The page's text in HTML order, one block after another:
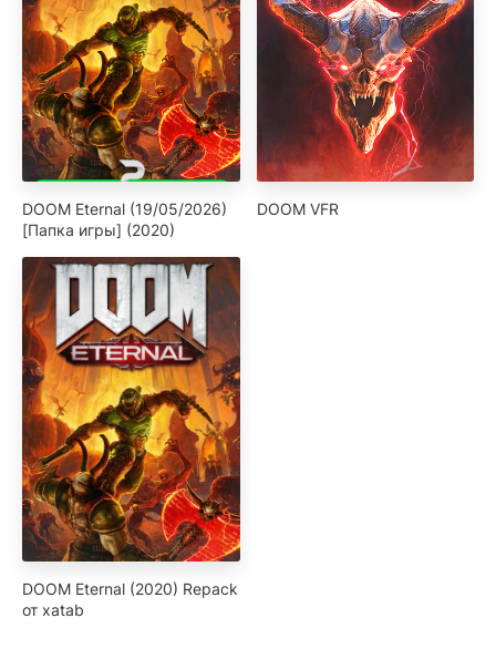
DOOM Eternal (19/05/2026)
[Папка игры] (2020)
DOOM VFR
DOOM Eternal (2020) Repack
от xatab